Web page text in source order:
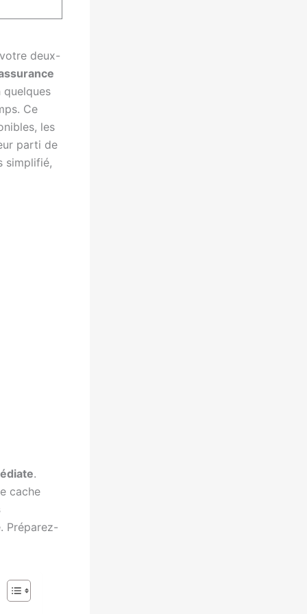
deux-
Ce
les
parti de
simplifié,
.
cache
Préparez-